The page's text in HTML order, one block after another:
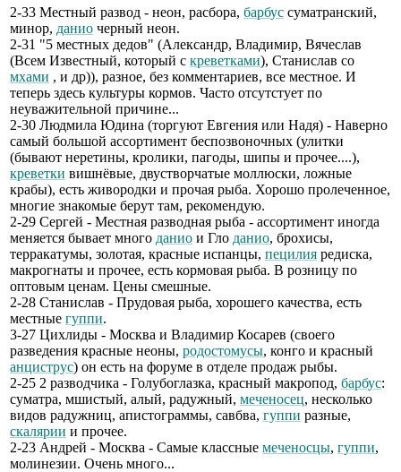
2-33 Местный развод - неон, расбора, барбус суматранский,
минор, данио черный неон.
2-31 "5 местных дедов" (Александр, Владимир, Вячеслав
(Всем Известный, который с креветками), Станислав со
мхами , и др)), разное, без комментариев, все местное. И
теперь здесь культуры кормов. Часто отсутстует по
неуважительной причине...
2-30 Людмила Юдина (торгуют Евгения или Надя) - Наверно
самый большой ассортимент беспозвоночных (улитки
(бывают неретины, кролики, пагоды, шипы и прочее....),
креветки вишнёвые, двустворчатые моллюски, ложные
крабы), есть живородки и прочая рыба. Хорошо пролеченное,
многие знакомые берут там, рекомендую.
2-29 Сергей - Местная разводная рыба - ассортимент иногда
меняется бывает много данио и Гло данио, брохисы,
терракатумы, золотая, красные испанцы, пецилия редиска,
макрогнаты и прочее, есть кормовая рыба. В розницу по
оптовым ценам. Цены смешные.
2-28 Станислав - Прудовая рыба, хорошего качества, есть
местные гуппи.
3-27 Цихлиды - Москва и Владимир Косарев (своего
разведения красные неоны, родостомусы, конго и красный
анциструс) он есть на форуме в отделе продаж рыбы.
2-25 2 разводчика - Голубоглазка, красный макропод, барбус:
суматра, мшистый, алый, радужный, меченосец, несколько
видов радужниц, апистограммы, савбва, гуппи разные,
скалярии и прочее.
2-23 Андрей - Москва - Самые классные меченосцы, гуппи,
молинезии. Очень много...